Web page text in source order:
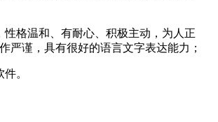
性格温和、有耐心、积极主动，为人正
严谨，具有很好的语言文字表达能力；
。